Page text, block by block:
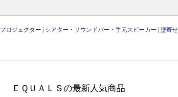
プロジェクター シアター・サウンドバー・手元スピーカー |壁寄
ＥＱＵＡＬＳの最新人気商品